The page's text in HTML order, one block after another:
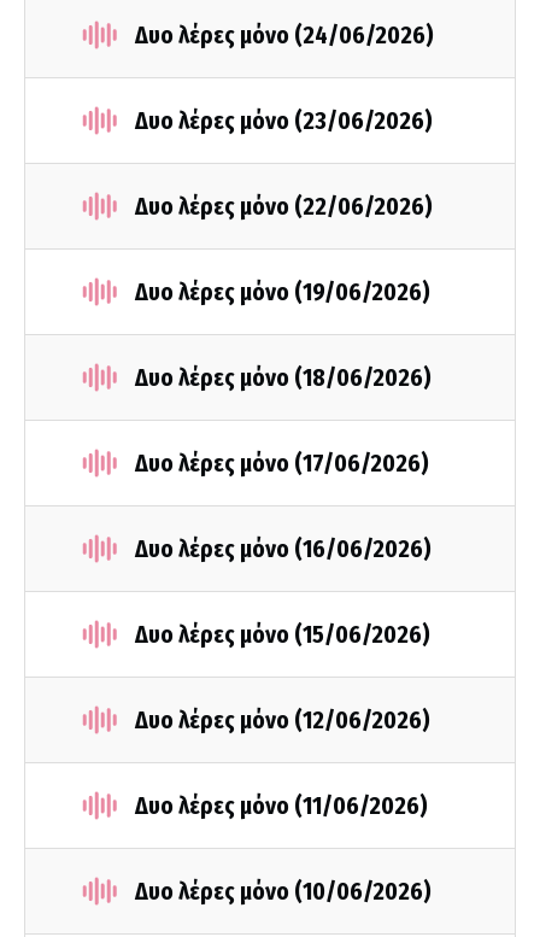
Δυο λέρες μόνο (24/06/2026)
Δυο λέρες μόνο (23/06/2026)
Δυο λέρες μόνο (22/06/2026)
Δυο λέρες μόνο (19/06/2026)
Δυο λέρες μόνο (18/06/2026)
Δυο λέρες μόνο (17/06/2026)
Δυο λέρες μόνο (16/06/2026)
Δυο λέρες μόνο (15/06/2026)
Δυο λέρες μόνο (12/06/2026)
Δυο λέρες μόνο (11/06/2026)
Δυο λέρες μόνο (10/06/2026)